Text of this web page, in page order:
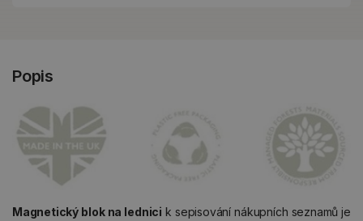
Popis
Magnetický blok na lednici k sepisování nákupních seznamů je